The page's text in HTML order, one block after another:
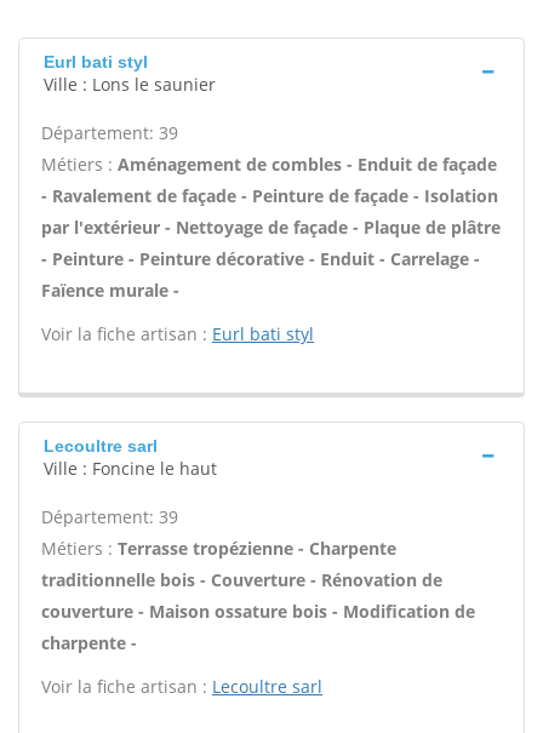
Eurl bati styl
Ville : Lons le saunier
Département: 39
Métiers : Aménagement de combles - Enduit de façade
- Ravalement de façade - Peinture de façade - Isolation
par l'extérieur - Nettoyage de façade - Plaque de plâtre
- Peinture - Peinture décorative - Enduit - Carrelage -
Faïence murale -
Voir la fiche artisan : Eurl bati styl
Lecoultre sarl
Ville : Foncine le haut
Département: 39
Métiers : Terrasse tropézienne - Charpente
traditionnelle bois - Couverture - Rénovation de
couverture - Maison ossature bois - Modification de
charpente -
Voir la fiche artisan : Lecoultre sarl